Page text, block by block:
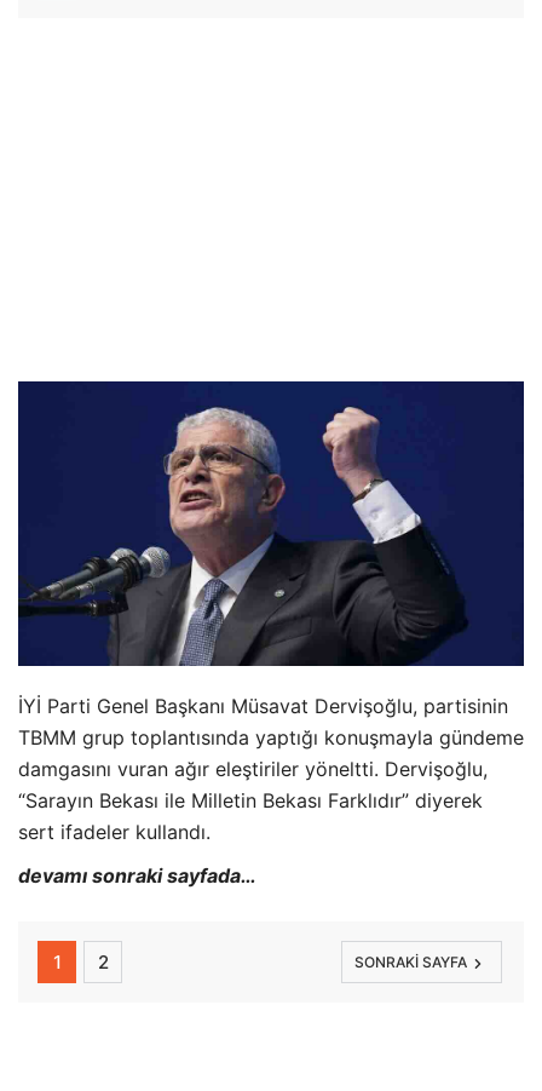
İYİ Parti Genel Başkanı Müsavat Dervişoğlu, partisinin
TBMM grup toplantısında yaptığı konuşmayla gündeme
damgasını vuran ağır eleştiriler yöneltti. Dervişoğlu,
“Sarayın Bekası ile Milletin Bekası Farklıdır” diyerek
sert ifadeler kullandı.
devamı sonraki sayfada…
1 2 SONRAKI SAYFA